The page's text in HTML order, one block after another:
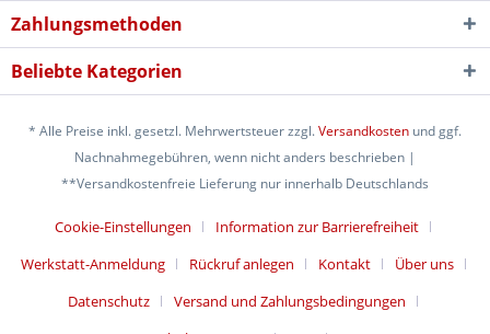
Zahlungsmethoden
Beliebte Kategorien
* Alle Preise inkl. gesetzl. Mehrwertsteuer zzgl.Versandkosten und ggf.
Nachnahmegebühren, wenn nicht anders beschrieben |
**Versandkostenfreie Lieferung nur innerhalb Deutschlands
Cookie-Einstellungen
Information zur Barrierefreiheit
Werkstatt-Anmeldung
Rückruf anlegen Kontakt
Über uns
Datenschutz
Versand und Zahlungsbedingungen